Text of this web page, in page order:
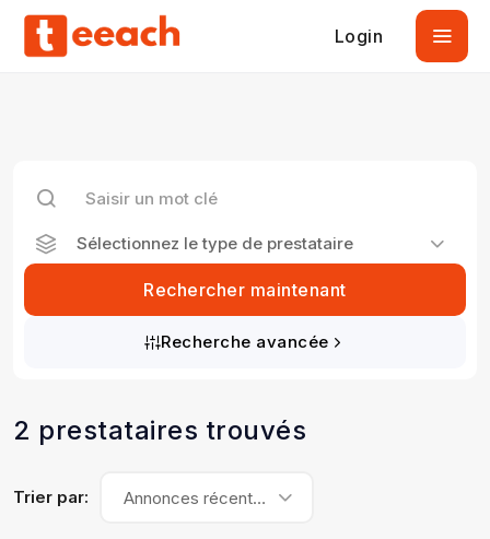
Login
Sélectionnez le type de prestataire
Rechercher maintenant
Recherche avancée
2 prestataires trouvés
Trier par: Annonces récentes